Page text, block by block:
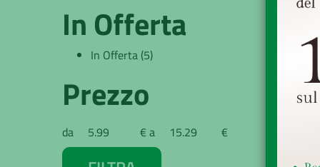
In Offerta
In Offerta (5)
Prezzo
filtra
da
da € a
a €
*Il